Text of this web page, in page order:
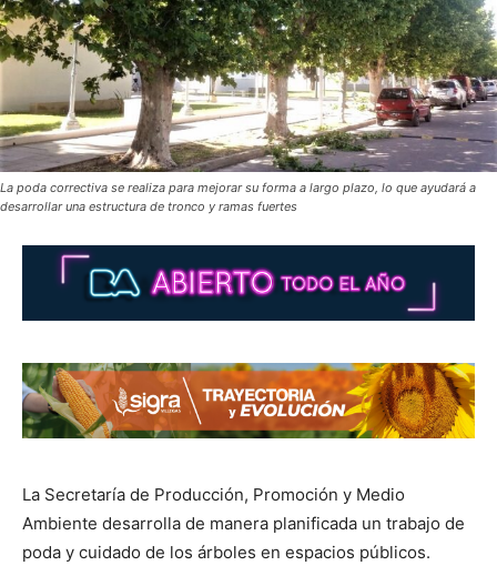
La poda correctiva se realiza para mejorar su forma a largo plazo, lo que ayudará a
desarrollar una estructura de tronco y ramas fuertes
La Secretaría de Producción, Promoción y Medio
Ambiente desarrolla de manera planificada un trabajo de
poda y cuidado de los árboles en espacios públicos.